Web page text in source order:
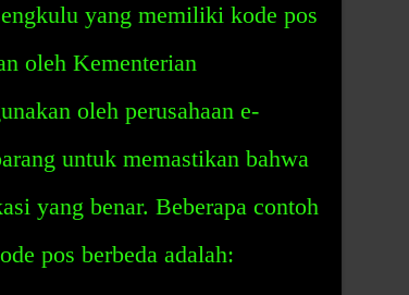
yang memiliki kode pos
oleh Kementerian
oleh perusahaan e-
untuk memastikan bahwa
yang benar. Beberapa contoh
pos berbeda adalah: